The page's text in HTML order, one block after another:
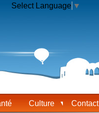
Culture Contact
Select Language ▼